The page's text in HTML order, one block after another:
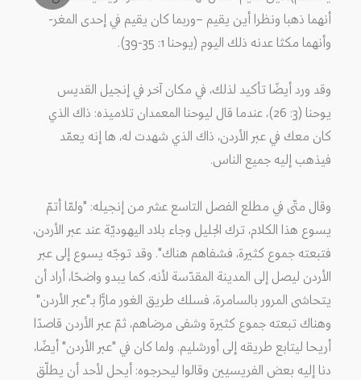
أنهما ذهبا ونظرا أين يقيم –وربما كان يقيم في إحدى المغر-
وأنهما مكثا عدنه ذلك اليوم (يوحنا 1: 35-39).
وقد ورد أيضًا تأكيد لذلك، في مكان آخر في إنجيل القديس
يوحنا (3: 26)، عندما قال ليوحنا المعمدان تلاميذه: ذاك الذي
كان معك في عبر الأردن، ذاك الذي شهدت له، ها إنه يعمّد
فيذهب إليه جميع الناس.
وقال متّى في مطلع الفصل التاسع عشر من إنجيله: "ولمّا أتمّ
يسوع هذا الكلام، ترك الجليل وجاء بلاد اليهوديّة عند عبر الأردن،
فتبعته جموع كثيرة، فشفاهم هناك". وقد توجّه يسوع إلى عبر
الأردن ليصل إلى المدينة المقدّسة لأنه، كما يبدو واضحًا، أراد أن
يتحاشى المرور بالسامرة، فسلك طريق الغور مارًّا بـ"عبر الأردن"
وهناك تبعته جموع كثيرة وشفى مرضاهم، ثمّ عبر الأردن قاصدًا
أريحا ليتابع طريقه إلى أورشليم. ولما كان في "عبر الأردن" أيضًا،
دنا إليه بعض الفريسيين وقالوا ليحرجوه: أيحل لأحد أن يطلّق